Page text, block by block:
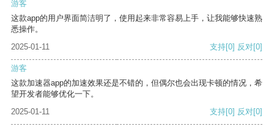
游客
这款app的用户界面简洁明了，使用起来非常容易上手，让我能够快速熟
悉操作。
2025-01-11
支持[0] 反对[0]
游客
这款加速器app的加速效果还是不错的，但偶尔也会出现卡顿的情况，希
望开发者能够优化一下。
2025-01-11
支持[0] 反对[0]